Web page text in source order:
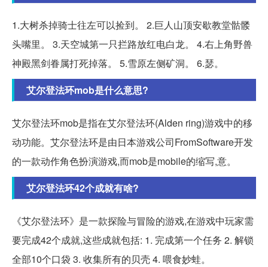
1.大树杀掉骑士往左可以捡到。 2.巨人山顶安歇教堂骷髅
头嘴里。 3.天空城第一只拦路放红电白龙。 4.右上角野兽
神殿黑剑眷属打死掉落。 5.雪原左侧矿洞。 6.瑟。
艾尔登法环mob是什么意思?
艾尔登法环mob是指在艾尔登法环(Alden ring)游戏中的移
动功能。艾尔登法环是由日本游戏公司FromSoftware开发
的一款动作角色扮演游戏,而mob是mobile的缩写,意。
艾尔登法环42个成就有啥?
《艾尔登法环》是一款探险与冒险的游戏,在游戏中玩家需
要完成42个成就,这些成就包括: 1. 完成第一个任务 2. 解锁
全部10个口袋 3. 收集所有的贝壳 4. 喂食妙蛙。